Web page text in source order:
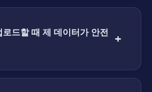
로드할 때 제 데이터가 안전
+